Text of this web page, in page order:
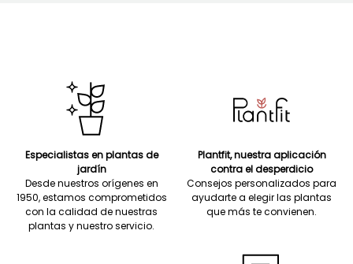
Especialistas en plantas de
jardín
Desde nuestros orígenes en
1950, estamos comprometidos
con la calidad de nuestras
plantas y nuestro servicio.
Plantfit, nuestra aplicación
contra el desperdicio
Consejos personalizados para
ayudarte a elegir las plantas
que más te convienen.